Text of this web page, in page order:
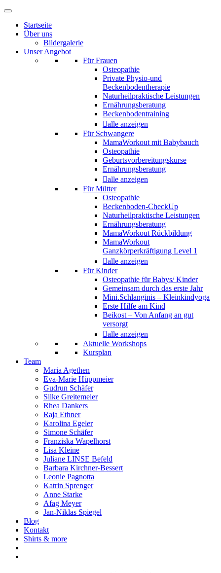
Startseite
Über uns
Bildergalerie
Unser Angebot
Für Frauen
Osteopathie
Private Physio-und
Beckenbodentherapie
Naturheilpraktische Leistungen
Ernährungsberatung
Beckenbodentraining
alle anzeigen
Für Schwangere
MamaWorkout mit Babybauch
Osteopathie
Geburtsvorbereitungskurse
Ernährungsberatung
alle anzeigen
Für Mütter
Osteopathie
Beckenboden-CheckUp
Naturheilpraktische Leistungen
Ernährungsberatung
MamaWorkout Rückbildung
MamaWorkout
Ganzkörperkräftigung Level 1
alle anzeigen
Für Kinder
Osteopathie für Babys/ Kinder
Gemeinsam durch das erste Jahr
Mini.Schlanginis – Kleinkindyoga
Erste Hilfe am Kind
Beikost – Von Anfang an gut
versorgt
alle anzeigen
Aktuelle Workshops
Kursplan
Team
Maria Agethen
Eva-Marie Hüppmeier
Gudrun Schäfer
Silke Greitemeier
Rhea Dankers
Raja Ethner
Karolina Egeler
Simone Schäfer
Franziska Wapelhorst
Lisa Kleine
Juliane LINSE Befeld
Barbara Kirchner-Bessert
Leonie Pagnotta
Katrin Sprenger
Anne Starke
Afag Meyer
Jan-Niklas Spiegel
Blog
Kontakt
Shirts & more